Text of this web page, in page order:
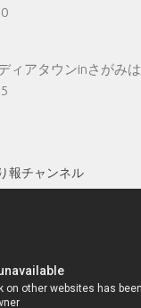
ィアタウンinさがみ
報チャンネル